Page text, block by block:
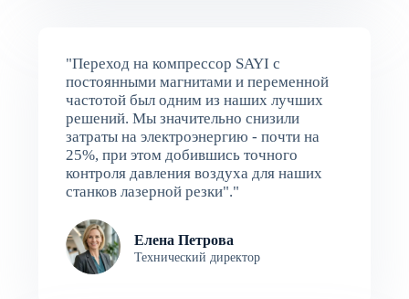
"Переход на компрессор SAYI с
постоянными магнитами и переменной
частотой был одним из наших лучших
решений. Мы значительно снизили
затраты на электроэнергию - почти на
25%, при этом добившись точного
контроля давления воздуха для наших
станков лазерной резки"."
Елена Петрова
Технический директор